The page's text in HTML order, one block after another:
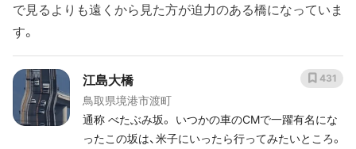
で見るよりも遠くから見た方が迫力のある橋になっていま
す。
江島大橋
鳥取県境港市渡町
通称 べたぶみ坂。 いつかの車のCMで一躍有名にな
ったこの坂は、米子にいったら行ってみたいところ。
431